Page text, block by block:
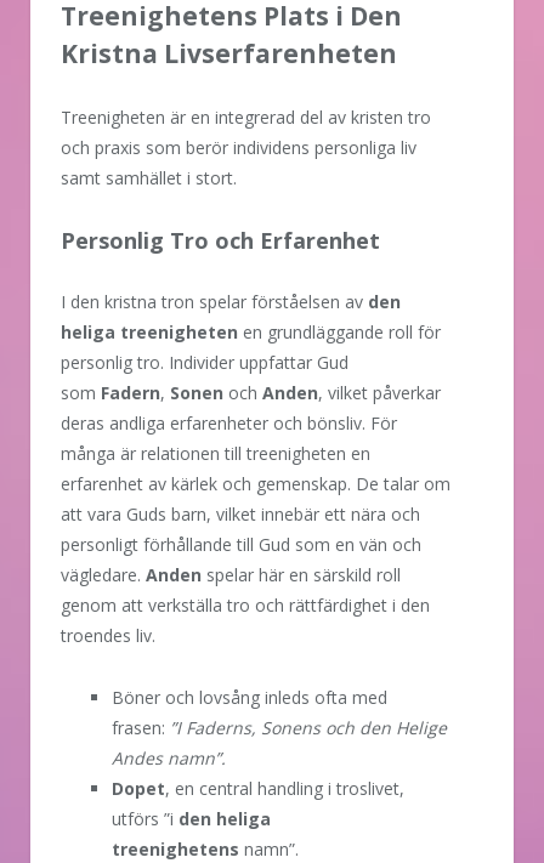
Treenighetens Plats i Den
Kristna Livserfarenheten
Treenigheten är en integrerad del av kristen tro
och praxis som berör individens personliga liv
samt samhället i stort.
Personlig Tro och Erfarenhet
I den kristna tron spelar förståelsen av den
heliga treenigheten en grundläggande roll för
personlig tro. Individer uppfattar Gud
som Fadern, Sonen och Anden, vilket påverkar
deras andliga erfarenheter och bönsliv. För
många är relationen till treenigheten en
erfarenhet av kärlek och gemenskap. De talar om
att vara Guds barn, vilket innebär ett nära och
personligt förhållande till Gud som en vän och
vägledare. Anden spelar här en särskild roll
genom att verkställa tro och rättfärdighet i den
troendes liv.
Böner och lovsång inleds ofta med
frasen: ”I Faderns, Sonens och den Helige
Andes namn”.
Dopet, en central handling i troslivet,
utförs ”i den heliga
treenighetens namn”.